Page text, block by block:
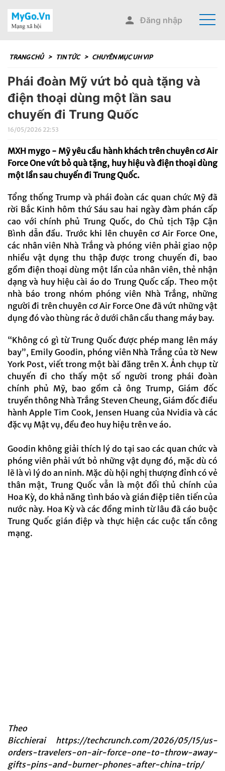
Đăng nhập
TRANG CHỦ > TIN TỨC > CHUYÊN MỤC UH VIP
Phái đoàn Mỹ vứt bỏ quà tặng và
điện thoại dùng một lần sau
chuyến đi Trung Quốc
16/05/2026 22:53
MXH mygo - Mỹ yêu cầu hành khách trên chuyên cơ Air
Force One vứt bỏ quà tặng, huy hiệu và điện thoại dùng
một lần sau chuyến đi Trung Quốc.
Tổng thống Trump và phái đoàn các quan chức Mỹ đã
rời Bắc Kinh hôm thứ Sáu sau hai ngày đàm phán cấp
cao với chính phủ Trung Quốc, do Chủ tịch Tập Cận
Bình dẫn đầu. Trước khi lên chuyên cơ Air Force One,
các nhân viên Nhà Trắng và phóng viên phải giao nộp
nhiều vật dụng thu thập được trong chuyến đi, bao
gồm điện thoại dùng một lần của nhân viên, thẻ nhận
dạng và huy hiệu cài áo do Trung Quốc cấp. Theo một
nhà báo trong nhóm phóng viên Nhà Trắng, những
người đi trên chuyên cơ Air Force One đã vứt những vật
dụng đó vào thùng rác ở dưới chân cầu thang máy bay.
“Không có gì từ Trung Quốc được phép mang lên máy
bay”, Emily Goodin, phóng viên Nhà Trắng của tờ New
York Post, viết trong một bài đăng trên X. Ảnh chụp từ
chuyến đi cho thấy một số người trong phái đoàn
chính phủ Mỹ, bao gồm cả ông Trump, Giám đốc
truyền thông Nhà Trắng Steven Cheung, Giám đốc điều
hành Apple Tim Cook, Jensen Huang của Nvidia và các
đặc vụ Mật vụ, đều đeo huy hiệu trên ve áo.
Goodin không giải thích lý do tại sao các quan chức và
phóng viên phải vứt bỏ những vật dụng đó, mặc dù có
lẽ là vì lý do an ninh. Mặc dù hội nghị thượng đỉnh có vẻ
thân mật, Trung Quốc vẫn là một đối thủ chính của
Hoa Kỳ, do khả năng tình báo và gián điệp tiên tiến của
nước này. Hoa Kỳ và các đồng minh từ lâu đã cáo buộc
Trung Quốc gián điệp và thực hiện các cuộc tấn công
mạng.
Theo
Bicchierai https://techcrunch.com/2026/05/15/us-
orders-travelers-on-air-force-one-to-throw-away-
gifts-pins-and-burner-phones-after-china-trip/